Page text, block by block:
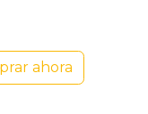
ahora